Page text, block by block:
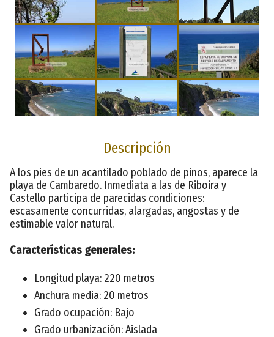
Descripción
A los pies de un acantilado poblado de pinos, aparece la
playa de Cambaredo. Inmediata a las de Riboira y
Castello participa de parecidas condiciones:
escasamente concurridas, alargadas, angostas y de
estimable valor natural.
Características generales:
Longitud playa: 220 metros
Anchura media: 20 metros
Grado ocupación: Bajo
Grado urbanización: Aislada